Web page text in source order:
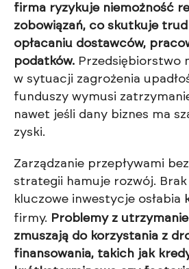
firma ryzykuje niemożność
zobowiązań, co skutkuje
opłacaniu dostawców,
podatków. Przedsiębiorstwo
w sytuacji zagrożenia
funduszy wymusi
nawet jeśli dany biznes ma
zyski.
Zarządzanie przepływami
strategii hamuje rozwój. Brak
kluczowe inwestycje osłabia
firmy. Problemy z
zmuszają do korzystania z
finansowania, takich jak